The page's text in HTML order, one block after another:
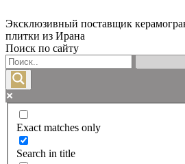
Эксклюзивный поставщик
плитки из Ирана
Поиск по сайту
Exact matches only
Search in title